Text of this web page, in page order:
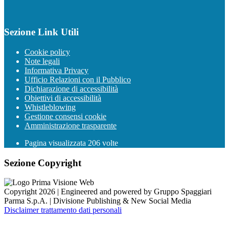
Sezione Link Utili
Cookie policy
Note legali
Informativa Privacy
Ufficio Relazioni con il Pubblico
Dichiarazione di accessibilità
Obiettivi di accessibilità
Whistleblowing
Gestione consensi cookie
Amministrazione trasparente
Pagina visualizzata 206 volte
Sezione Copyright
Copyright 2026 | Engineered and powered by Gruppo Spaggiari
Parma S.p.A. | Divisione Publishing & New Social Media
Disclaimer trattamento dati personali